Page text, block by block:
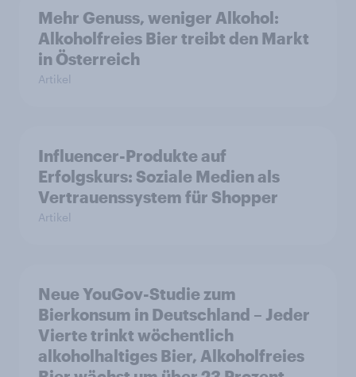
Mehr Genuss, weniger Alkohol:
Alkoholfreies Bier treibt den Markt
in Österreich
Artikel
Influencer-Produkte auf
Erfolgskurs: Soziale Medien als
Vertrauenssystem für Shopper
Artikel
Neue YouGov-Studie zum
Bierkonsum in Deutschland – Jeder
Vierte trinkt wöchentlich
alkoholhaltiges Bier, Alkoholfreies